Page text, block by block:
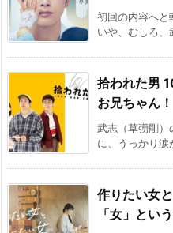
初回の内容へと
いや、むしろ
拾われた男
お兄ちゃん！
武志（草彅剛）
に、うっかり
作りたい女
「女」とい